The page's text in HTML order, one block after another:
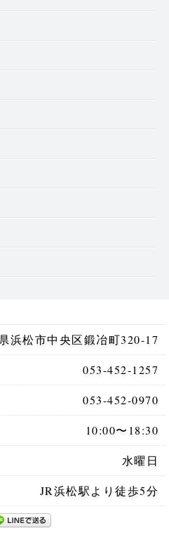
浜松市中央区鍛冶町320-17
053-452-1257
053-452-0970
10:00〜18:30
水曜日
JR浜松駅より 徒歩5分